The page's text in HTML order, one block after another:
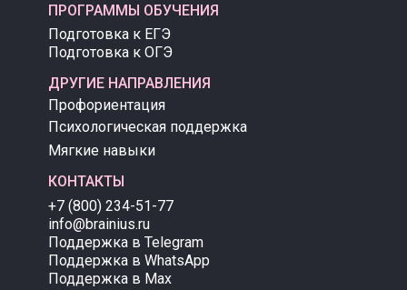
ПРОГРАММЫ ОБУЧЕНИЯ
Подготовка к ЕГЭ
Подготовка к ОГЭ
ДРУГИЕ НАПРАВЛЕНИЯ
Профориентация
Психологическая поддержка
Мягкие навыки
КОНТАКТЫ
+7 (800) 234-51-77
info@brainius.ru
Поддержка в Telegram
Поддержка в WhatsApp
Поддержка в Max